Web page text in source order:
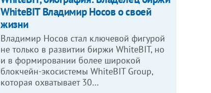
WhiteBIT Владимир Носов о своей
жизни
Владимир Носов стал ключевой фигурой
не только в развитии биржи WhiteBIT, но
и в формировании более широкой
блокчейн-экосистемы WhiteBIT Group,
которая охватывает 30…